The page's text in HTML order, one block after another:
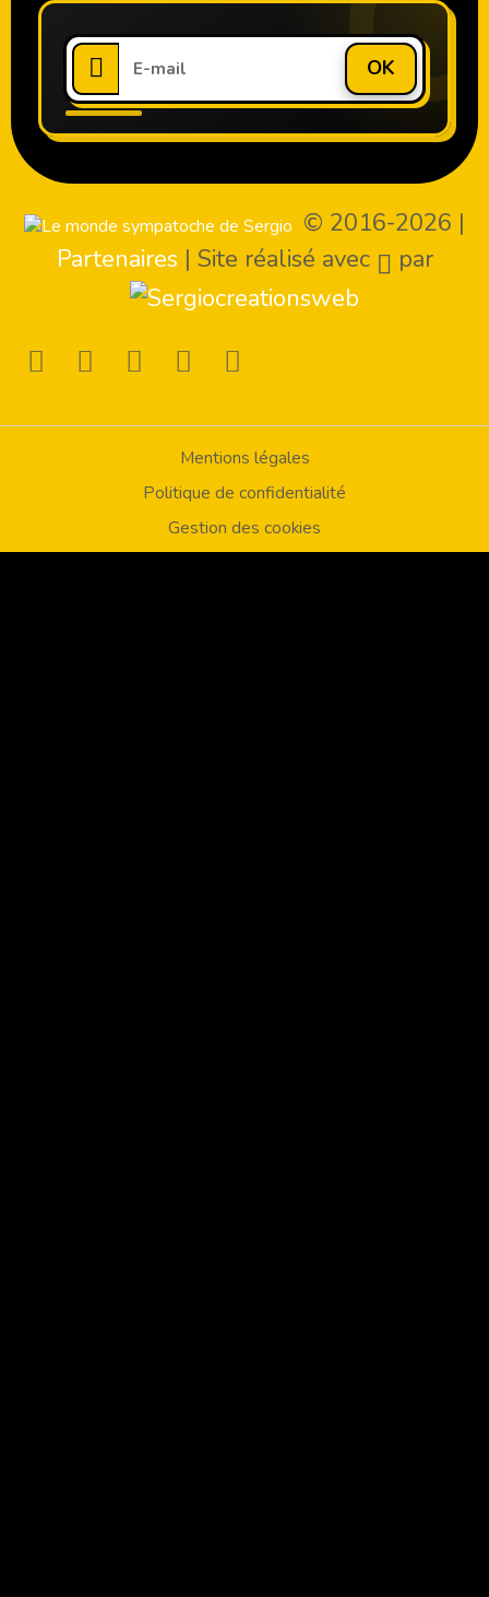
OK
© 2016-2026 |
Partenaires | Site réalisé avec par
Mentions légales
Politique de confidentialité
Gestion des cookies